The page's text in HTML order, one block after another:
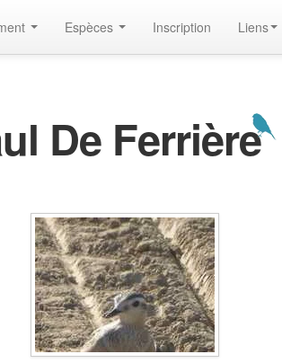
Espèces Inscription Liens
De Ferrière